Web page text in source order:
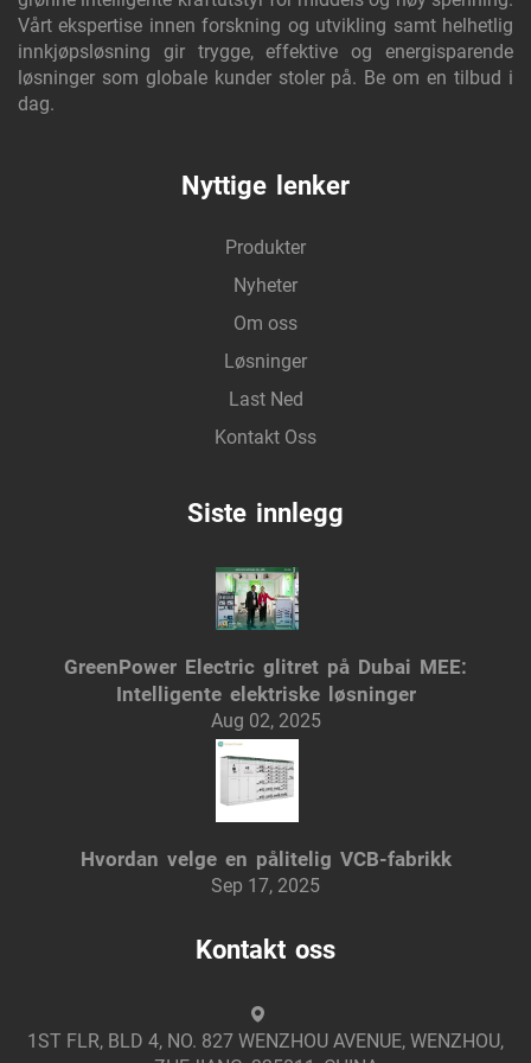
Vårt ekspertise innen forskning og utvikling samt helhetlig
innkjøpsløsning gir trygge, effektive og energisparende
løsninger som globale kunder stoler på. Be om en tilbud i
dag.
Nyttige lenker
Produkter
Nyheter
Om oss
Løsninger
Last Ned
Kontakt Oss
Siste innlegg
GreenPower Electric glitret på Dubai MEE:
Intelligente elektriske løsninger
Aug 02, 2025
Hvordan velge en pålitelig VCB-fabrikk
Sep 17, 2025
Kontakt oss
1ST FLR, BLD 4, NO. 827 WENZHOU AVENUE, WENZHOU,